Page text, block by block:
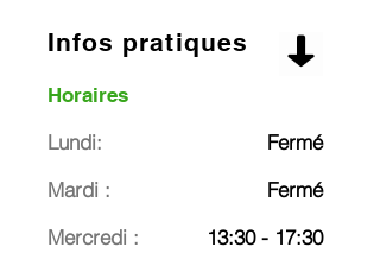
Infos pratiques
Horaires
Lundi:
Mardi :
Mercredi :
Fermé
Fermé
13:30 - 17:30